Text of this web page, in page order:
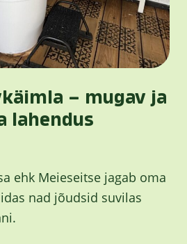
– mugav ja
lahendus
ehk Meieseitse jagab oma
nad jõudsid suvilas